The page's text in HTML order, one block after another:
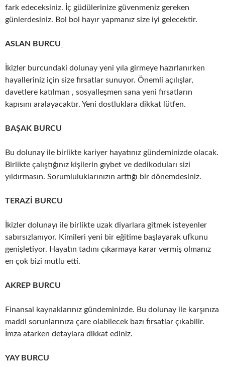
fark edeceksiniz. İç güdülerinize güvenmeniz gereken
günlerdesiniz. Bol bol hayır yapmanız size iyi gelecektir.
ASLAN BURCU
İkizler burcundaki dolunay yeni yıla girmeye hazırlanırken
hayalleriniz için size fırsatlar sunuyor. Önemli açılışlar,
davetlere katılman , sosyalleşmen sana yeni fırsatların
kapısını aralayacaktır. Yeni dostluklara dikkat lütfen.
BAŞAK BURCU
Bu dolunay ile birlikte kariyer hayatınız gündeminizde olacak.
Birlikte çalıştığınız kişilerin gıybet ve dedikoduları sizi
yıldırmasın. Sorumluluklarınızın arttığı bir dönemdesiniz.
TERAZİ BURCU
İkizler dolunayı ile birlikte uzak diyarlara gitmek isteyenler
sabırsızlanıyor. Kimileri yeni bir eğitime başlayarak ufkunu
genişletiyor. Hayatın tadını çıkarmaya karar vermiş olmanız
en çok bizi mutlu etti.
AKREP BURCU
Finansal kaynaklarınız gündeminizde. Bu dolunay ile karşınıza
maddi sorunlarınıza çare olabilecek bazı fırsatlar çıkabilir.
İmza atarken detaylara dikkat ediniz.
YAY BURCU